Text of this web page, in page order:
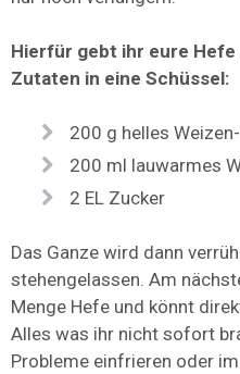
Hierfür gebt ihr eure
Zutaten in eine Schüssel:
200 g helles
200 ml lauwarmes
2 EL Zucker
Das Ganze wird dann
stehengelassen. Am
Menge Hefe und könnt
Alles was ihr nicht sofort
Probleme einfrieren oder